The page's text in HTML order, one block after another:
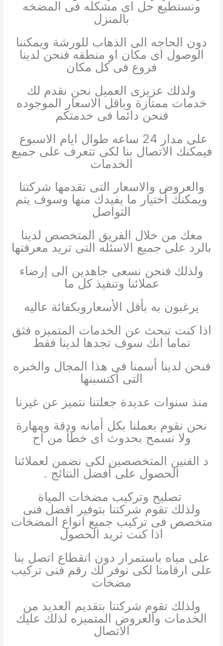
ونستطيع حل اى مشكله فى المضخه
بالمنزل
دون الحاجه الى الذهاب للورشة ويمكننا
الوصول اى مكان او منطقه فنحن لدينا
فروع فى كل مكان
ولذلك عزيزى العميل نحن نقدم لك
خدمات ممتازة وباقل الاسعار الموجوده
فنحن دائما فى خدمتكم
على مدار 24 ساعه طوال ايام الاسبوع
فيمكنك الاتصال بنا لكى تتعرف على جميع
الخدمات
والعروض والاسعار التى تقدمها شركتنا
ويمكنك أختيار ما يفيدك منها وسوف يتم
التواصل
معك من خلال الفريق المتخصص لدينا
بالرد على جميع الاسئله التى تريد معرفتها
ولذلك فنحن نسعى جاهدين الى إرضاء
عملائنا وتنفيذ كل ما
يرغبون به بأقل الأسعاروبكفائة عاليه
اذا كنت تبحث عن الخدمات المتميزه فثق
تماما انك سوف تجدها لدينا فقط
فنحن لدينا أسمنا فى هذا المجال والخبره
التى أكتسبنها
منذ سنوات عديدة جعلتنا نتميز عن غيرنا
نحن نقوم بعملنا بكل أمانه ودقة ومهارة
ولا نسمح بحدوث اى خطأ من أح
د الفنين المتخصصين لكى نضمن لعملائنا
الحصول على أفضل النتائج .
تصليح وتركيب مضخات المياة
ولذلك تقوم شركتنا بتوفير افضل فنى
متخصص فى تركيب جميع انواع المضخات
اذا كنت تريد الحصول
على مياه باستمرار دون انقطاع اتصل بنا
على ارقامنا لكى نوفر لك رقم فنى تركيب
مضخات
ولذلك تقوم شركتنا بتقديم العديد من
الخدمات والعروض المتميزه لذلك عليك
الاتصال